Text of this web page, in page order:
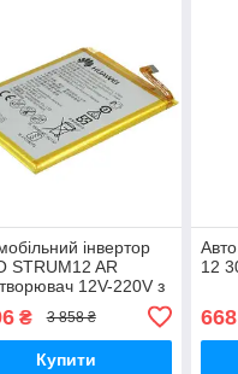
інвертор
STRUM12 AR
12V-220V з
захистом від
та підвищеної
₴ 3 858 ₴
Купити
12
668